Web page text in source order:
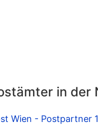
in der
Wien - Postpartner